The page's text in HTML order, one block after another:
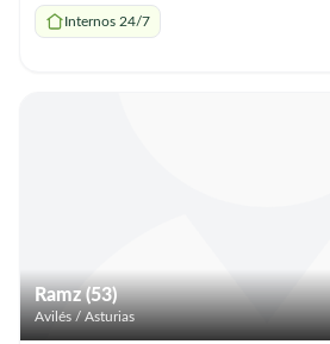
Internos 24/7
Ramz (53)
Avilés / Asturias